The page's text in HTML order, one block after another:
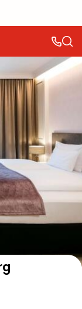
Karte anzeigen